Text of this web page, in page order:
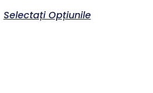
Selectați Opțiunile